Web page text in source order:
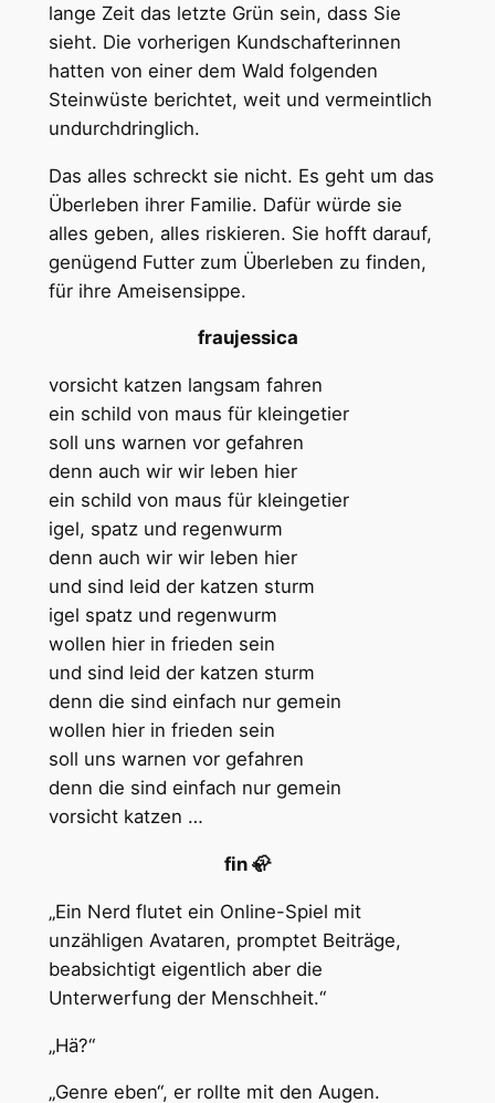
lange Zeit das letzte Grün sein, dass Sie
sieht. Die vorherigen Kundschafterinnen
hatten von einer dem Wald folgenden
Steinwüste berichtet, weit und vermeintlich
undurchdringlich.
Das alles schreckt sie nicht. Es geht um das
Überleben ihrer Familie. Dafür würde sie
alles geben, alles riskieren. Sie hofft darauf,
genügend Futter zum Überleben zu finden,
für ihre Ameisensippe.
fraujessica
vorsicht katzen langsam fahren
ein schild von maus für kleingetier
soll uns warnen vor gefahren
denn auch wir wir leben hier
ein schild von maus für kleingetier
igel, spatz und regenwurm
denn auch wir wir leben hier
und sind leid der katzen sturm
igel spatz und regenwurm
wollen hier in frieden sein
und sind leid der katzen sturm
denn die sind einfach nur gemein
wollen hier in frieden sein
soll uns warnen vor gefahren
denn die sind einfach nur gemein
vorsicht katzen …
fin 🦣
„Ein Nerd flutet ein Online-Spiel mit
unzähligen Avataren, promptet Beiträge,
beabsichtigt eigentlich aber die
Unterwerfung der Menschheit.“
„Hä?“
„Genre eben“, er rollte mit den Augen.